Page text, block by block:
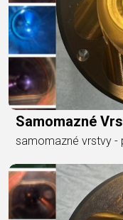
Samomazné
samomazné vrstvy -